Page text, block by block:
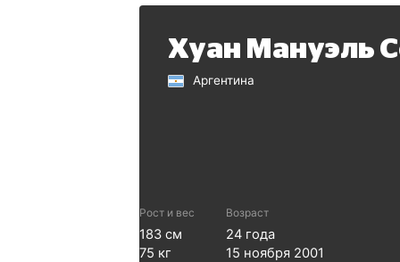
Хуан Мануэль
Аргентина
Рост и вес
183 см
75 кг
Возраст
24 года
15 ноября 2001